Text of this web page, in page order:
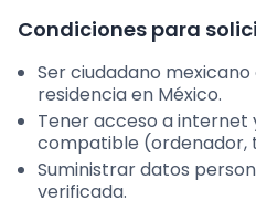
Condiciones para
Ser ciudadano
residencia en México.
Tener acceso a internet
compatible (ordenador,
Suministrar datos
verificada.